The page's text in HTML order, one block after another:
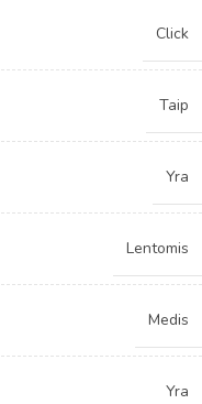
Click
Taip
Yra
Lentomis
Medis
Yra